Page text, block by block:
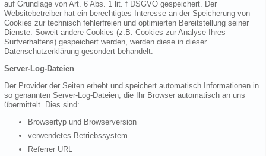
auf Grundlage von Art. 6 Abs. 1 lit. f DSGVO gespeichert. Der
Websitebetreiber hat ein berechtigtes Interesse an der Speicherung von
Cookies zur technisch fehlerfreien und optimierten Bereitstellung seiner
Dienste. Soweit andere Cookies (z.B. Cookies zur Analyse Ihres
Surfverhaltens) gespeichert werden, werden diese in dieser
Datenschutzerklärung gesondert behandelt.
Server-Log-Dateien
Der Provider der Seiten erhebt und speichert automatisch Informationen in
so genannten Server-Log-Dateien, die Ihr Browser automatisch an uns
übermittelt. Dies sind:
Browsertyp und Browserversion
verwendetes Betriebssystem
Referrer URL